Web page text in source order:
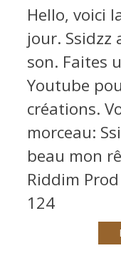
Hello, voici
jour. Ssidzz
son. Faites
Youtube
créations.
morceau:
beau mon
Riddim
124